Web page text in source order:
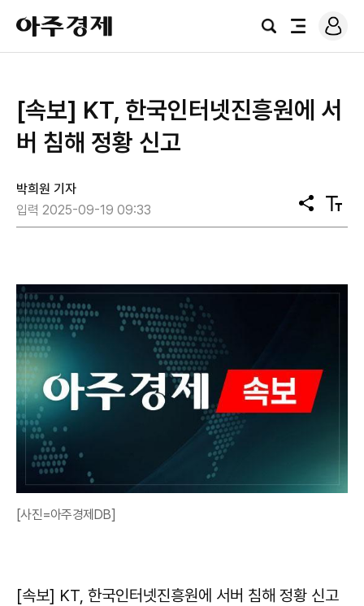
아
주
경
검
전
로
그
[속보] KT, 한국인터넷진흥원에 서
버 침해 정황 신고
박희원 기자
입력 2025-09-19 09:33
공
유
텍
스
[사진=아주경제DB]
[속보] KT, 한국인터넷진흥원에 서버 침해 정황 신고